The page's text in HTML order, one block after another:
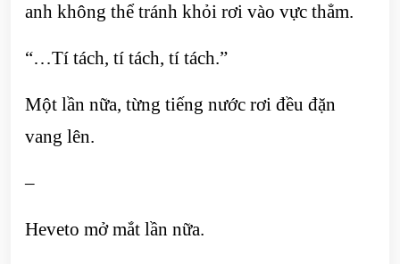
anh không thể tránh khỏi rơi vào vực thẳm.
“…Tí tách, tí tách, tí tách.”
Một lần nữa, từng tiếng nước rơi đều đặn
vang lên.
–
Heveto mở mắt lần nữa.